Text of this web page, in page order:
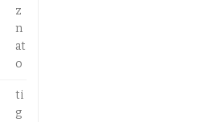
z
n
at
o
ti
g